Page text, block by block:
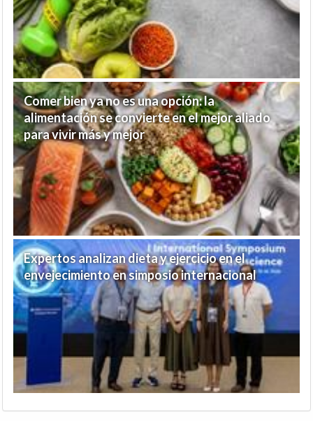
Comer bien ya no es una opción: la
alimentación se convierte en el mejor aliado
para vivir más y mejor
Expertos analizan dieta y ejercicio en el
envejecimiento en simposio internacional